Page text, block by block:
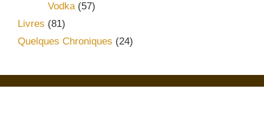
Vodka(57)
Livres (81)
Quelques Chroniques (24)